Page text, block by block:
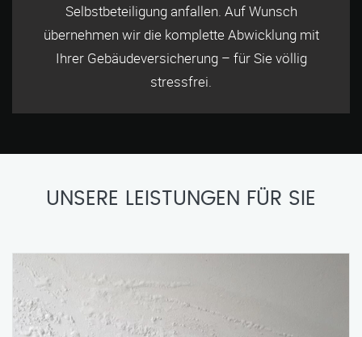
Selbstbeteiligung anfallen. Auf Wunsch
übernehmen wir die komplette Abwicklung mit
Ihrer Gebäudeversicherung – für Sie völlig
stressfrei.
UNSERE LEISTUNGEN FÜR SIE